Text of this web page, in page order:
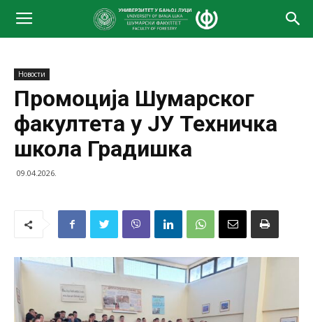
Новости
Промоција Шумарског
факултета у ЈУ Техничка
школа Градишка
09.04.2026.